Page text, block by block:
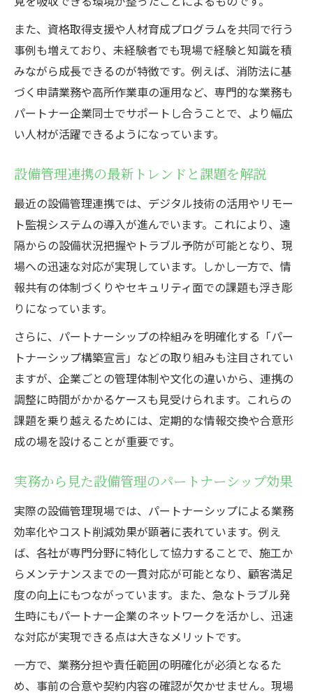
像
協働が進む設備管理現場での実践事例紹介
パートナーシップ構築宣言が設備管理に与える
効果
設備管理におけるパートナーシップ構築宣
言の意義
は
設備管理で注目される構築宣言の事例解説
パートナーシップ構築宣言企業の設備管理
戦略
設備管理現場での構築宣言活用のポイント
設備管理職なら押さえておきたい連携のポイン
設備管理職が知るべき連携成功の秘訣
パートナーシップを活かす設備管理現場の
工夫
設備管理で重視される連携スキルと適性
企業間連携で活躍する設備管理職の実像
は
また、資格取得支援や人材育成プログラムを共同で行う
事例も増えており、未経験者でも現場で経験と知識を積
みながら成長できるのが特徴です。例えば、消防法に基
づく申請業務や高所作業車の運用など、専門的な業務も
パートナー企業同士でサポートし合うことで、より幅広
い人材が活躍できるようになっています。
設備管理連携の最新トレンドと課題を解説
最近の設備管理連携では、デジタル技術の活用やリモー
ト監視システムの導入が進んでいます。これにより、遠
隔からの設備状況把握やトラブル予防が可能となり、現
場への迅速な対応が実現しています。しかし一方で、情
報共有の体制づくりやセキュリティ面での課題も浮き彫
りになっています。
さらに、パートナーシップの枠組みを明確化する「パー
トナーシップ構築宣言」などの取り組みも注目されてい
ますが、企業ごとの管理体制や文化の違いから、連携の
調整に時間がかかるケースも見受けられます。これらの
課題を乗り越えるためには、定期的な情報交換や合意形
成の場を設けることが重要です。
実務から見た設備管理のパートナーシップ効果
実際の設備管理現場では、パートナーシップによる業務
効率化やコスト削減効果が顕著に表れています。例え
ば、各社が専門分野に特化して協力することで、施工か
らメンテナンスまでの一貫対応が可能となり、顧客満足
度の向上にもつながっています。また、急なトラブル発
生時にもパートナー企業のネットワークを活かし、迅速
な対応が実現できる点は大きなメリットです。
一方で、業務分担や責任範囲の明確化が必須となるた
め、事前の合意や契約内容の確認が欠かせません。現場